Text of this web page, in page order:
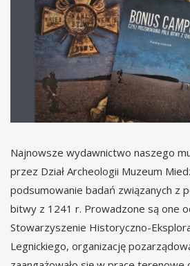
Najnowsze wydawnictwo naszego
przez Dział Archeologii Muzeum
podsumowanie badań związanych z
bitwy z 1241 r. Prowadzone są one
Stowarzyszenie Historyczno-
Legnickiego, organizację